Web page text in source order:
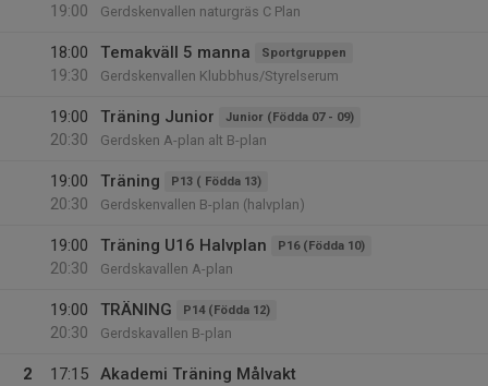
19:00
Gerdskenvallen naturgräs C Plan
18:00
19:30
Temakväll 5 manna Sportgruppen
Gerdskenvallen Klubbhus/Styrelserum
19:00
20:30
Träning Junior Junior (Födda 07 - 09)
Gerdsken A-plan alt B-plan
19:00
20:30
Träning P13 ( Födda 13)
Gerdskenvallen B-plan (halvplan)
19:00
20:30
Träning U16 Halvplan P16 (Födda 10)
Gerdskavallen A-plan
19:00
20:30
TRÄNING P14 (Födda 12)
Gerdskavallen B-plan
2
17:15
Akademi Träning Målvakt